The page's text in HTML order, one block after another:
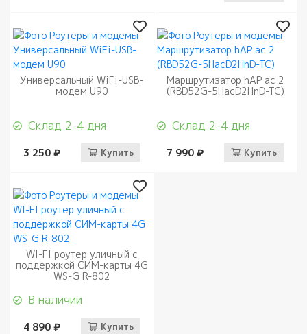
Универсальный WiFi-USB-
модем U90
Склад 2-4 дня
3 250 ₽ Купить
Маршрутизатор hAP ac 2
(RBD52G-5HacD2HnD-TC)
Склад 2-4 дня
7 990 ₽ Купить
WI-FI роутер уличный с
поддержкой СИМ-карты 4G
WS-G R-802
В наличии
4 890 ₽ Купить